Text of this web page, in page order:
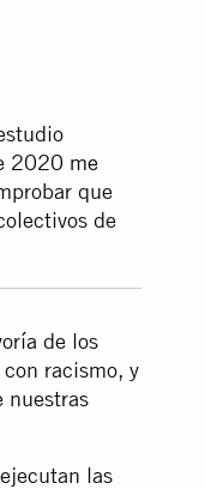
2020 me
que
de
de los
racismo, y
nuestras
las